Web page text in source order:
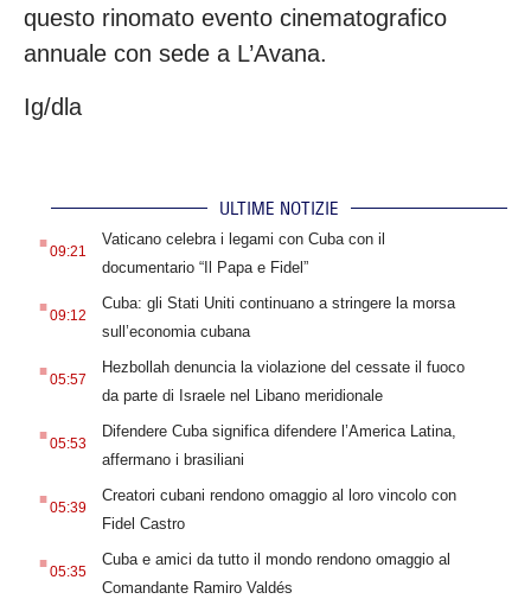
questo rinomato evento cinematografico
annuale con sede a L’Avana.
Ig/dla
ULTIME NOTIZIE
.09:21
Vaticano celebra i legami con Cuba con il
documentario “Il Papa e Fidel”
.09:12
Cuba: gli Stati Uniti continuano a stringere la morsa
sull’economia cubana
.05:57
Hezbollah denuncia la violazione del cessate il fuoco
da parte di Israele nel Libano meridionale
.05:53
Difendere Cuba significa difendere l’America Latina,
affermano i brasiliani
.05:39
Creatori cubani rendono omaggio al loro vincolo con
Fidel Castro
.05:35
Cuba e amici da tutto il mondo rendono omaggio al
Comandante Ramiro Valdés